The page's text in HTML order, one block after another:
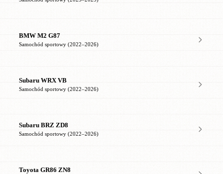
BMW M2 G87
Samochód sportowy (2022–2026)
Subaru WRX VB
Samochód sportowy (2022–2026)
Subaru BRZ ZD8
Samochód sportowy (2022–2026)
Toyota GR86 ZN8